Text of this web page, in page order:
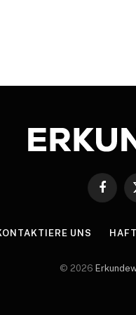
UNS
© 2026